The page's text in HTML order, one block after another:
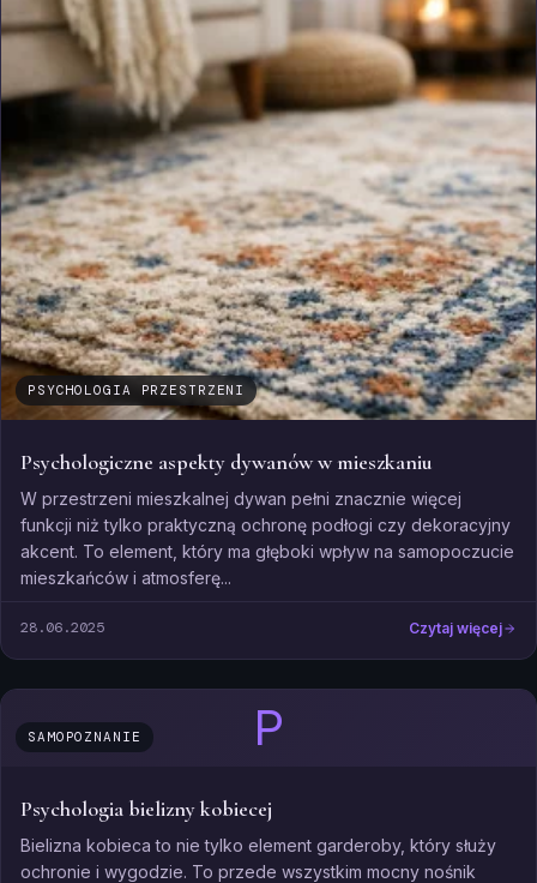
PSYCHOLOGIA PRZESTRZENI
Psychologiczne aspekty dywanów w mieszkaniu
W przestrzeni mieszkalnej dywan pełni znacznie więcej
funkcji niż tylko praktyczną ochronę podłogi czy dekoracyjny
akcent. To element, który ma głęboki wpływ na samopoczucie
mieszkańców i atmosferę...
28.06.2025 Czytaj więcej
P
SAMOPOZNANIE
Psychologia bielizny kobiecej
Bielizna kobieca to nie tylko element garderoby, który służy
ochronie i wygodzie. To przede wszystkim mocny nośnik